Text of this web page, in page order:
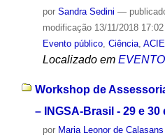
por Sandra Sedini —
modificação13/11/2018 17:02
Evento público, Ciência,
Localizado em
Workshop de
– INGSA-Brasil - 29 e
por Maria Leonor de Calasans